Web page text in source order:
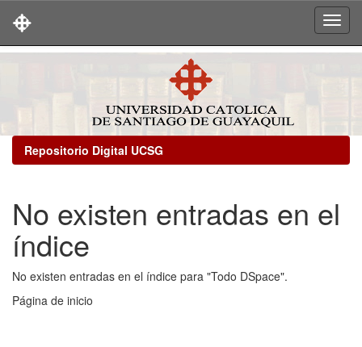
Repositorio Digital UCSG
No existen entradas en el
índice
No existen entradas en el índice para "Todo DSpace".
Página de inicio